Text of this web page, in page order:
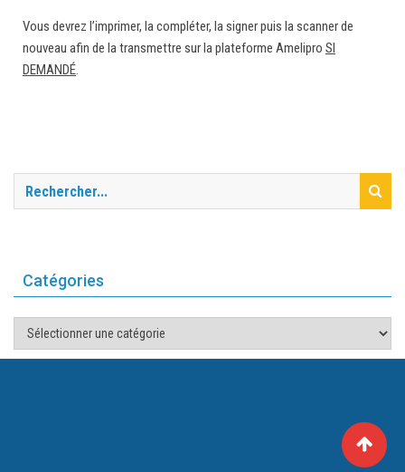
Vous devrez l’imprimer, la compléter, la signer puis la scanner de
nouveau afin de la transmettre sur la plateforme Amelipro SI
DEMANDÉ.
Catégories
Catégories